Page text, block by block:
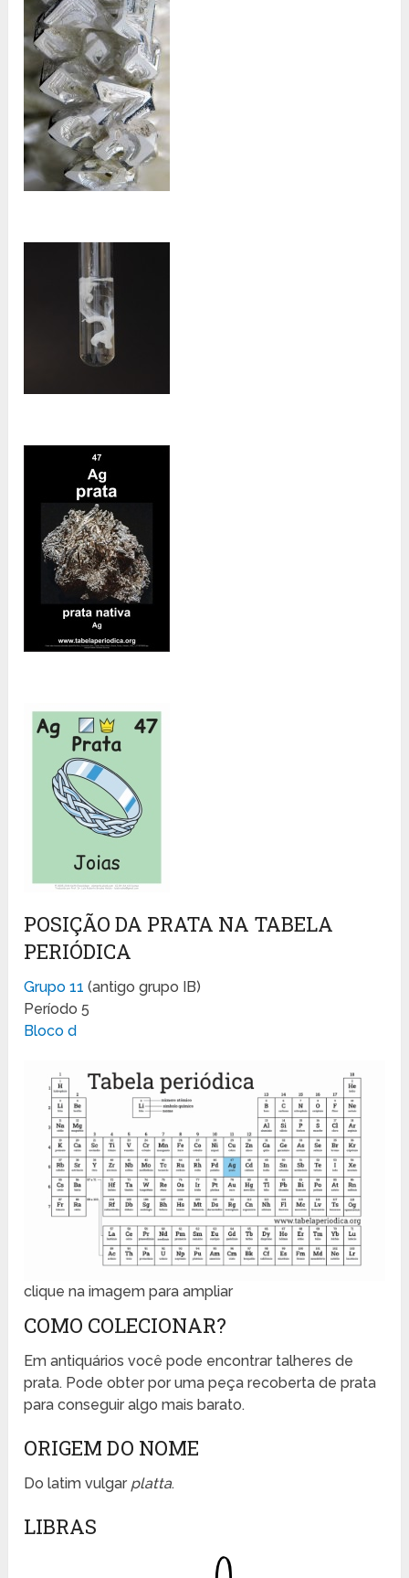
POSIÇÃO DA PRATA NA TABELA
PERIÓDICA
Grupo 11 (antigo grupo IB)
Período 5
Bloco d
clique na imagem para ampliar
COMO COLECIONAR?
Em antiquários você pode encontrar talheres de
prata. Pode obter por uma peça recoberta de prata
para conseguir algo mais barato.
ORIGEM DO NOME
Do latim vulgar platta.
LIBRAS